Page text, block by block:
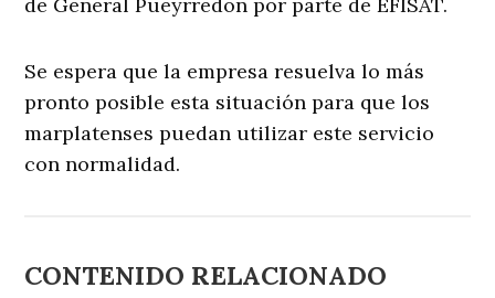
Se espera que la empresa resuelva lo más
pronto posible esta situación para que los
marplatenses puedan utilizar este servicio
con normalidad.
CONTENIDO RELACIONADO